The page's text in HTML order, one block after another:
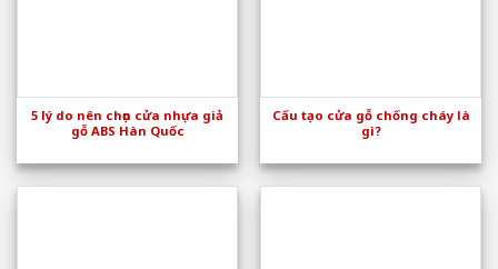
5 lý do nên chọn cửa nhựa giả
gỗ ABS Hàn Quốc
Cấu tạo cửa gỗ chống cháy là
gì?